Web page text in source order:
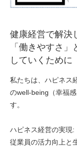
健康経営で解決
「働きやすさ
していくために
私たちは、ハピネス
のwell-being（幸福
す。
ハピネス経営の実現:
従業員の活力向上と